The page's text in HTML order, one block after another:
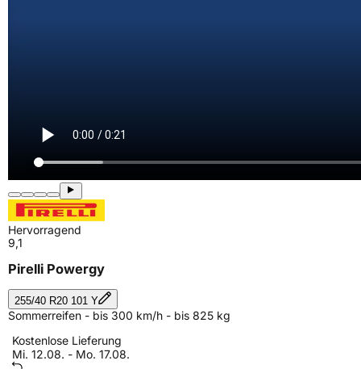
Hervorragend
9,1
Pirelli Powergy
255/40 R20 101 Y
Sommerreifen - bis 300 km/h - bis 825 kg
Kostenlose Lieferung
Mi. 12.08. - Mo. 17.08.